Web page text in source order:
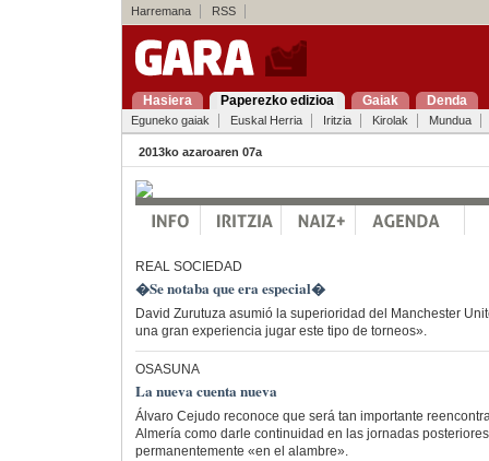
Harremana RSS
Hasiera Paperezko edizioa Gaiak Denda
Eguneko gaiak Euskal Herria Iritzia Kirolak Mundua
2013ko azaroaren 07a
REAL SOCIEDAD
�Se notaba que era especial�
David Zurutuza asumió la superioridad del Manchester
una gran experiencia jugar este tipo de torneos».
OSASUNA
La nueva cuenta nueva
Álvaro Cejudo reconoce que será tan importante
Almería como darle continuidad en las jornadas
permanentemente «en el alambre».